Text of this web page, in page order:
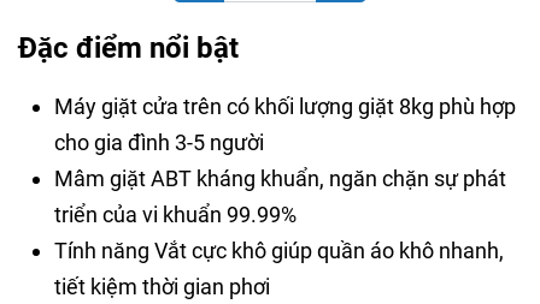
Đặc điểm nổi bật
Máy giặt cửa trên có khối lượng giặt 8kg phù hợp
cho gia đình 3-5 người
Mâm giặt ABT kháng khuẩn, ngăn chặn sự phát
triển của vi khuẩn 99.99%
Tính năng Vắt cực khô giúp quần áo khô nhanh,
tiết kiệm thời gian phơi